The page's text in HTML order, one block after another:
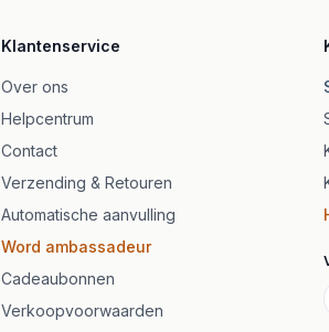
Klantenservice
Over ons
Helpcentrum
Contact
Verzending & Retouren
Automatische aanvulling
Word ambassadeur
Cadeaubonnen
Verkoopvoorwaarden